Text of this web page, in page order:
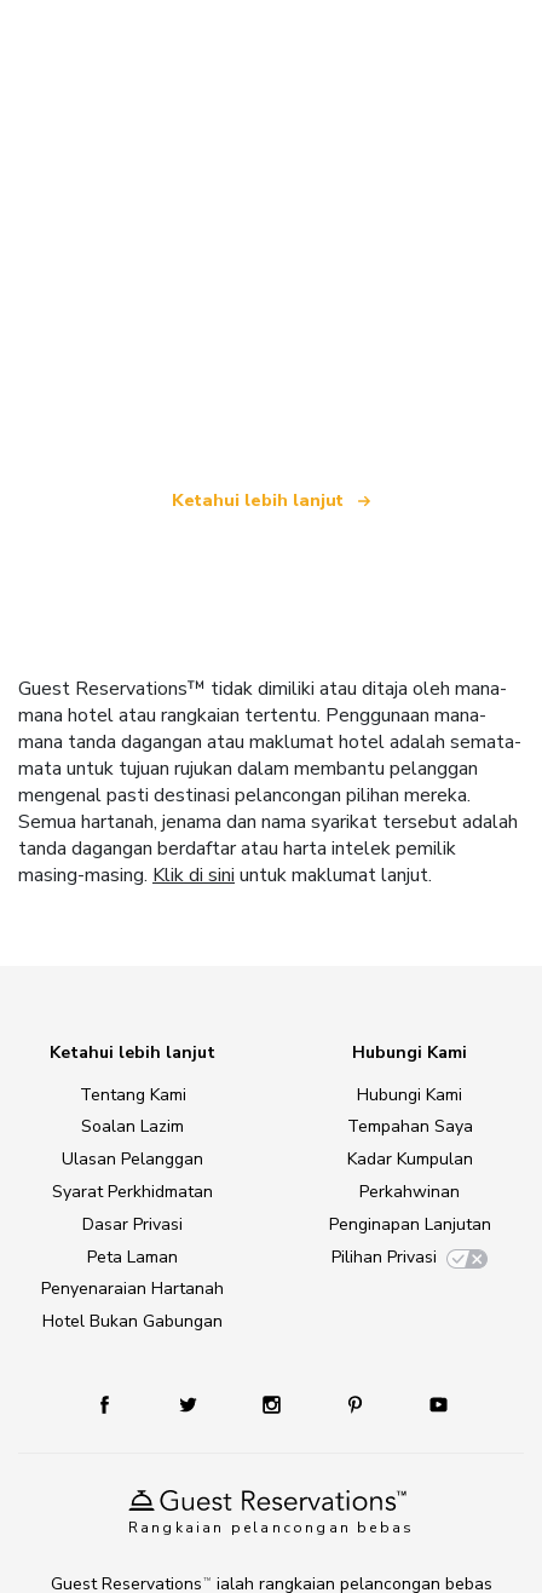
Ketahui lebih lanjut
Guest Reservations™ tidak dimiliki atau ditaja oleh mana-
mana hotel atau rangkaian tertentu. Penggunaan mana-
mana tanda dagangan atau maklumat hotel adalah semata-
mata untuk tujuan rujukan dalam membantu pelanggan
mengenal pasti destinasi pelancongan pilihan mereka.
Semua hartanah, jenama dan nama syarikat tersebut adalah
tanda dagangan berdaftar atau harta intelek pemilik
masing-masing. Klik di sini untuk maklumat lanjut.
Rangkaian pelancongan bebas
Ketahui lebih lanjut
Tentang Kami
Soalan Lazim
Ulasan Pelanggan
Syarat Perkhidmatan
Dasar Privasi
Peta Laman
Penyenaraian Hartanah
Hotel Bukan Gabungan
Hubungi Kami
Hubungi Kami
Tempahan Saya
Kadar Kumpulan
Perkahwinan
Penginapan Lanjutan
Pilihan Privasi
Guest Reservations TM
ialah rangkaian pelancongan bebas